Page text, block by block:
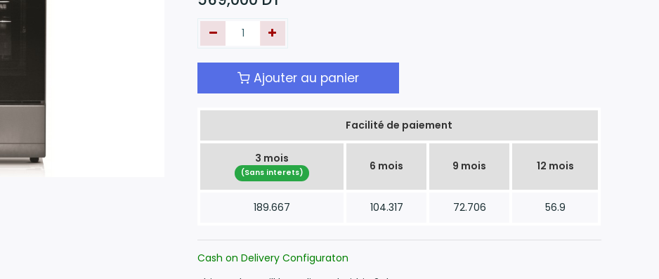
Ajouter au panier
Facilité de paiement
3 mois
(Sans interets) 6 mois 9 mois 12 mois
189.667 104.317 72.706 56.9
Cash on Delivery Configuraton